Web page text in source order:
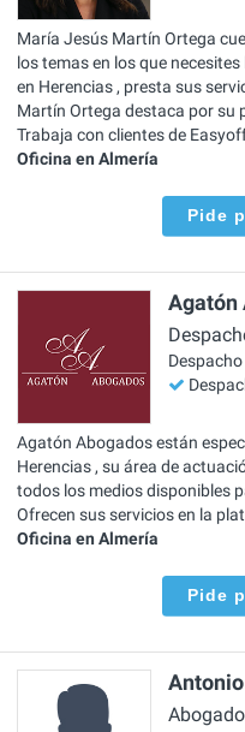
María Jesús Martín Ortega
los temas en los que
en Herencias , presta sus
Martín Ortega destaca por su
Trabaja con clientes de
Oficina en Almería
Pide
Agatón
Agatón Abogados están
Herencias , su área de
todos los medios disponibles
Ofrecen sus servicios en la
Oficina en Almería
Pide
Abogado